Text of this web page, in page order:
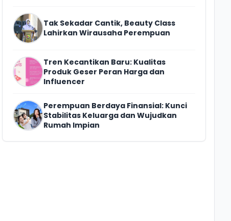
Tak Sekadar Cantik, Beauty Class
Lahirkan Wirausaha Perempuan
Tren Kecantikan Baru: Kualitas
Produk Geser Peran Harga dan
Influencer
Perempuan Berdaya Finansial: Kunci
Stabilitas Keluarga dan Wujudkan
Rumah Impian